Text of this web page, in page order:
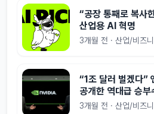
“공장 통째로 복사
산업용 AI 혁명
3개월 전 · 산업/비즈
“1조 달러 벌겠다”
공개한 역대급 승부
3개월 전 · 산업/비즈